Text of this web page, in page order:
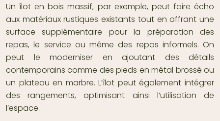
Un îlot en bois massif, par exemple, peut faire écho
aux matériaux rustiques existants tout en offrant une
surface supplémentaire pour la préparation des
repas, le service ou même des repas informels. On
peut le moderniser en ajoutant des détails
contemporains comme des pieds en métal brossé ou
un plateau en marbre. L’îlot peut également intégrer
des rangements, optimisant ainsi l’utilisation de
l’espace.